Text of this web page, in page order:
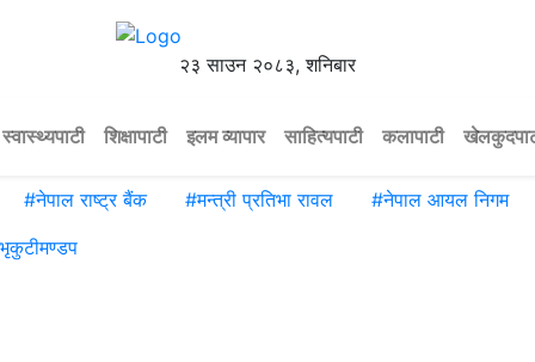
२३ साउन २०८३, शनिबार
स्वास्थ्यपाटी शिक्षापाटी इलम व्यापार साहित्यपाटी कलापाटी
#नेपाल राष्ट्र बैंक #मन्त्री प्रतिभा रावल #नेपाल आयल निगम
भृकुटीमण्डप